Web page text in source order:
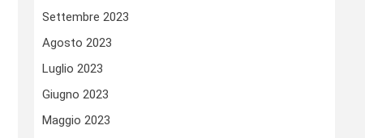
Settembre 2023
Agosto 2023
Luglio 2023
Giugno 2023
Maggio 2023